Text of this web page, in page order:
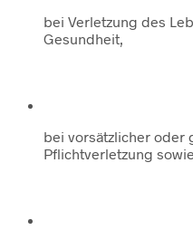
bei Verletzung des
Gesundheit,
bei vorsätzlicher oder
Pflichtverletzung